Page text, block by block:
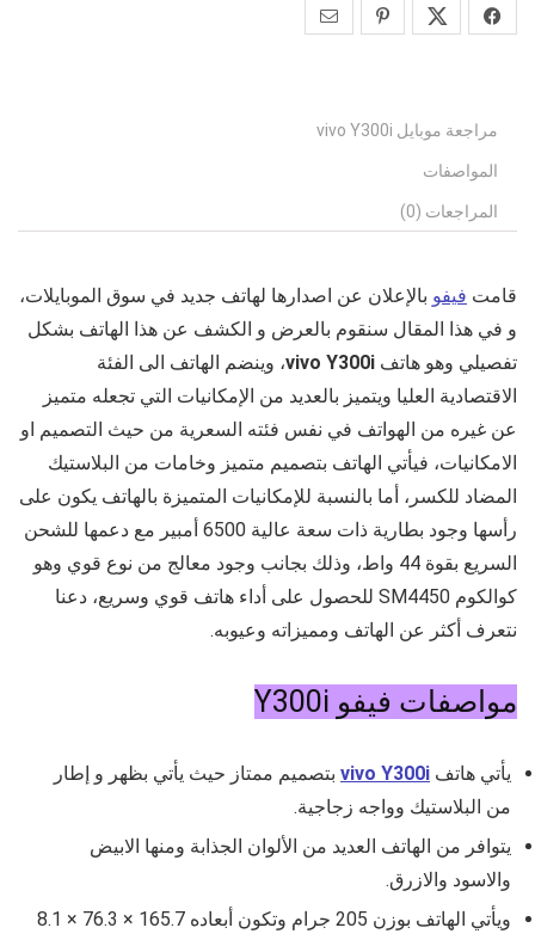
مراجعة موبايل vivo Y300i
المواصفات
المراجعات (0)
قامت فيفو بالإعلان عن اصدارها لهاتف جديد في سوق الموبايلات،
و في هذا المقال سنقوم بالعرض و الكشف عن هذا الهاتف بشكل
تفصيلي وهو هاتف vivo Y300i، وينضم الهاتف الى الفئة
الاقتصادية العليا ويتميز بالعديد من الإمكانيات التي تجعله متميز
عن غيره من الهواتف في نفس فئته السعرية من حيث التصميم او
الامكانيات، فيأتي الهاتف بتصميم متميز وخامات من البلاستيك
المضاد للكسر، أما بالنسبة للإمكانيات المتميزة بالهاتف يكون على
رأسها وجود بطارية ذات سعة عالية 6500 أمبير مع دعمها للشحن
السريع بقوة 44 واط، وذلك بجانب وجود معالج من نوع قوي وهو
كوالكوم SM4450 للحصول على أداء هاتف قوي وسريع، دعنا
نتعرف أكثر عن الهاتف ومميزاته وعيوبه.
مواصفات فيفو Y300i
يأتي هاتف vivo Y300i بتصميم ممتاز حيث يأتي بظهر و إطار
من البلاستيك وواجه زجاجية.
يتوافر من الهاتف العديد من الألوان الجذابة ومنها الابيض
والاسود والازرق.
ويأتي الهاتف بوزن 205 جرام وتكون أبعاده 165.7 × 76.3 × 8.1